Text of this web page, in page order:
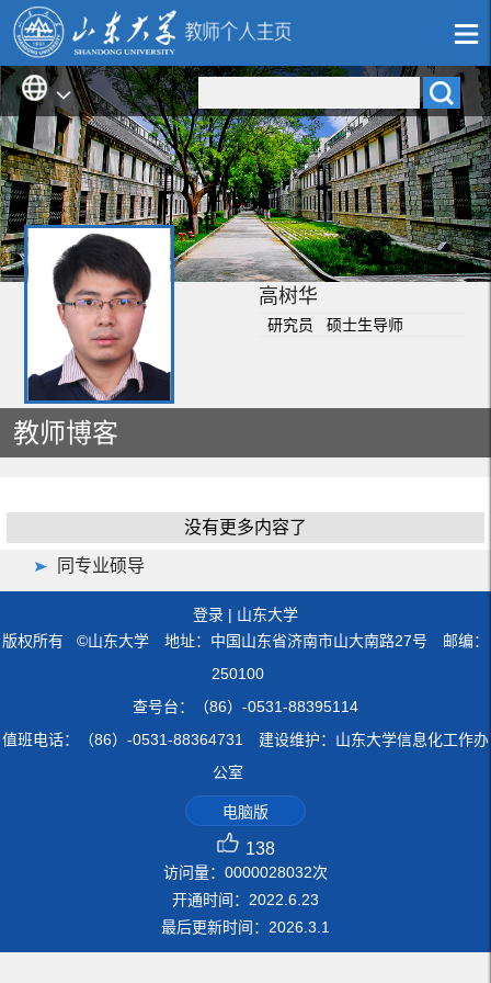
高树华
研究员 硕士生导师
教师博客
没有更多内容了
同专业硕导
登录 | 山东大学
版权所有 ©山东大学 地址：中国山东省济南市山大南路27号 邮编：
250100
查号台：（86）-0531-88395114
值班电话：（86）-0531-88364731 建设维护：山东大学信息化工作办
公室
电脑版
138
访问量： 0000028032次
开通时间： 2022 6 23
最后更新时间： 2026 3 1